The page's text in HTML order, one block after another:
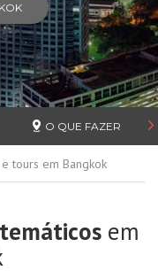
O QUE FAZER
tours em Bangkok
em